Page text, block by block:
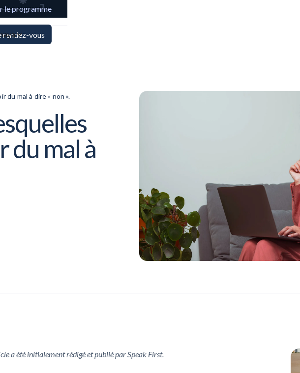
le programme
rendez-vous
du mal à dire « non ».
du mal à
a été initialement rédigé et publié par Speak First.